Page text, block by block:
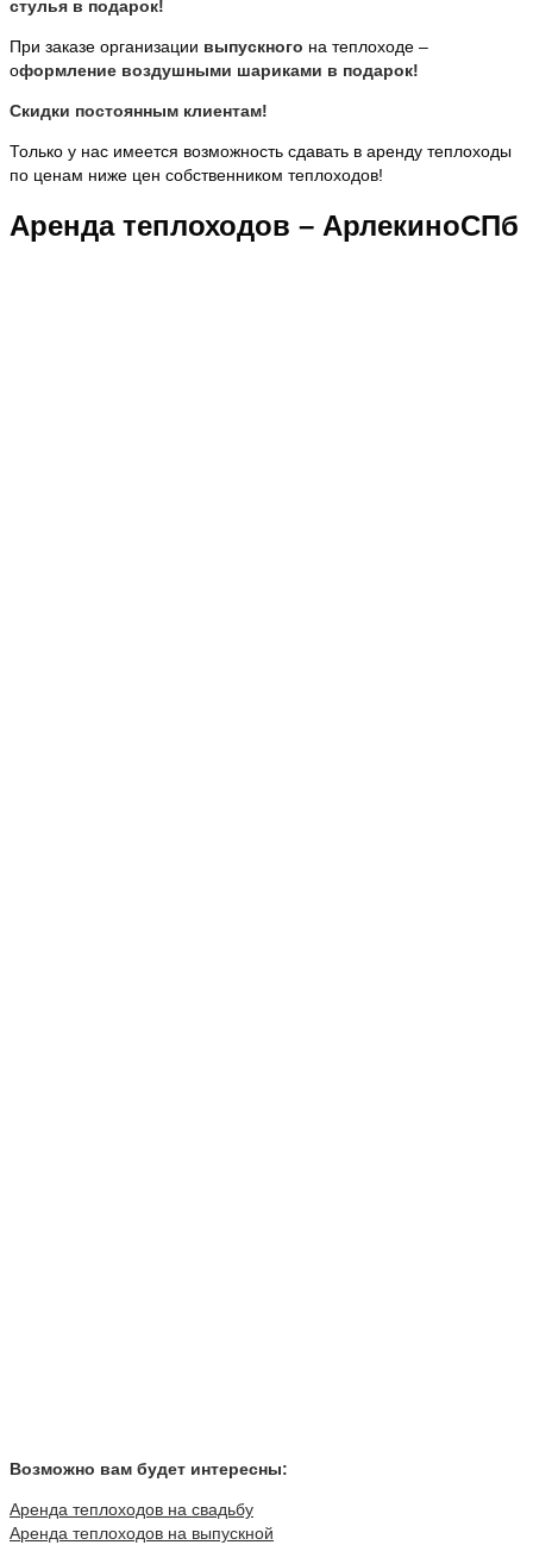
стулья в подарок!
При заказе организации выпускного на теплоходе –
оформление воздушными шариками в подарок!
Скидки постоянным клиентам!
Только у нас имеется возможность сдавать в аренду теплоходы
по ценам ниже цен собственником теплоходов!
Аренда теплоходов – АрлекиноСПб
Возможно вам будет интересны:
Аренда теплоходов на свадьбу
Аренда теплоходов на выпускной